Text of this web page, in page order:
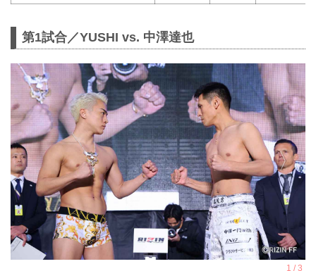
第1試合／YUSHI vs. 中澤達也